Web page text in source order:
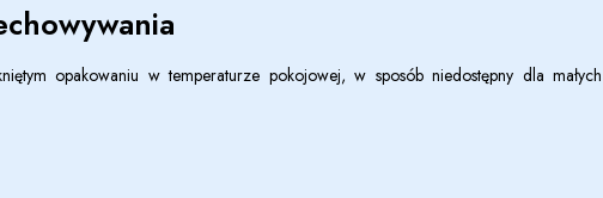
opakowaniu w temperaturze pokojowej, w sposób niedostępny dla małych